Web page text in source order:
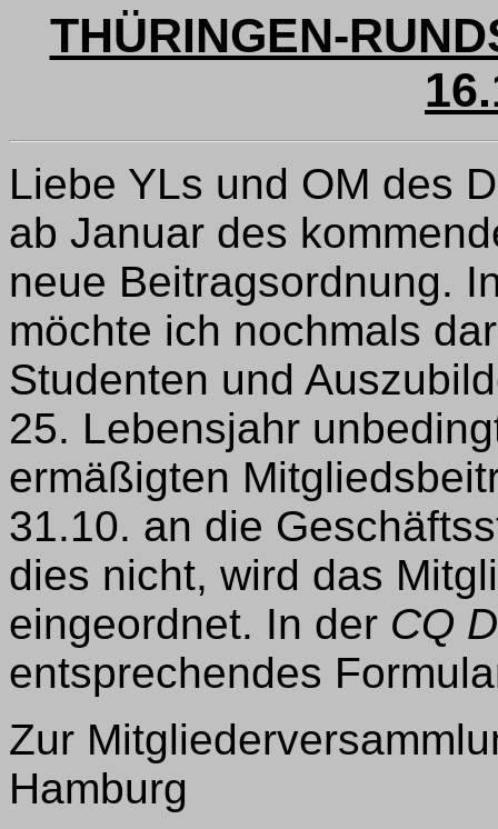
THÜRINGEN-
Liebe YLs und OM des
ab Januar des
neue Beitragsordnung.
möchte ich nochmals
Studenten und
25. Lebensjahr
ermäßigten
31.10. an die
dies nicht, wird das
eingeordnet. In der CQ
entsprechendes
Zur
Hamburg